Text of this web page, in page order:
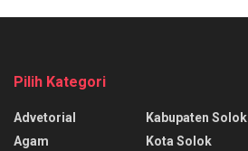
Pilih Kategori
Advetorial
Agam
Kabupaten Solok
Kota Solok